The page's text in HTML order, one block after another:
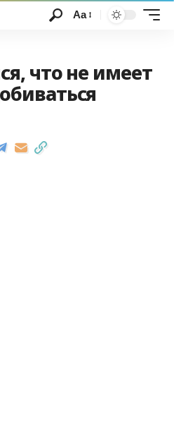
Аа
что не имеет